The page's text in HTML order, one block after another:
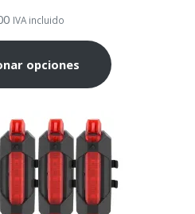
IVA incluido
opciones